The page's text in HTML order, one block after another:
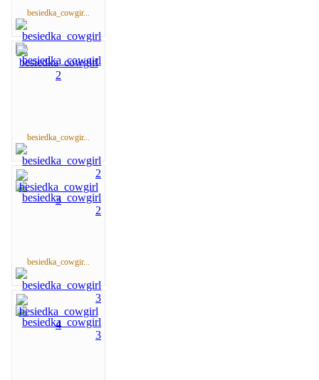
besiedka_cowgir...
besiedka_cowgir...
besiedka_cowgir...